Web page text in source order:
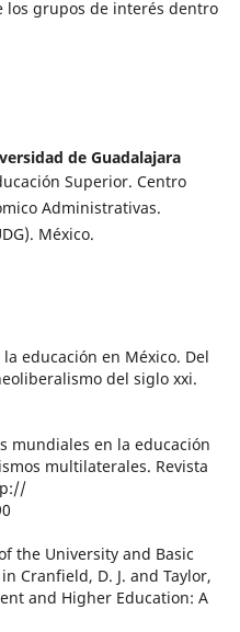
los grupos de interés dentro
de Guadalajara
Superior. Centro
Administrativas.
México.
educación en México. Del
del siglo xxi.
mundiales en la educación
multilaterales. Revista
the University and Basic
Cranfield, D. J. and Taylor,
and Higher Education: A